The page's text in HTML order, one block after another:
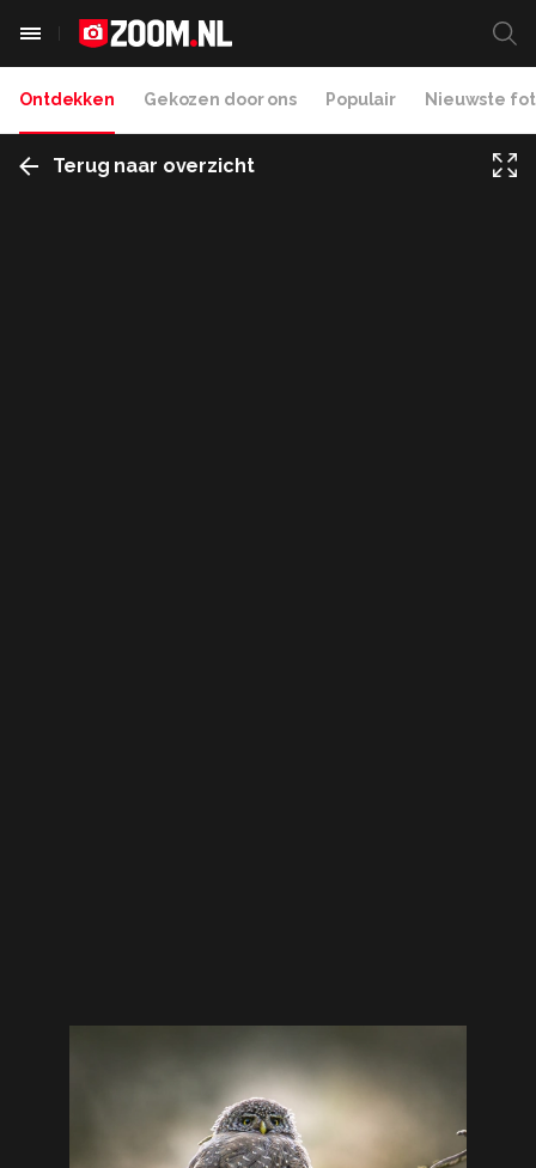
Ontdekken Gekozen door ons Populair Nieuwste
Terug naar overzicht